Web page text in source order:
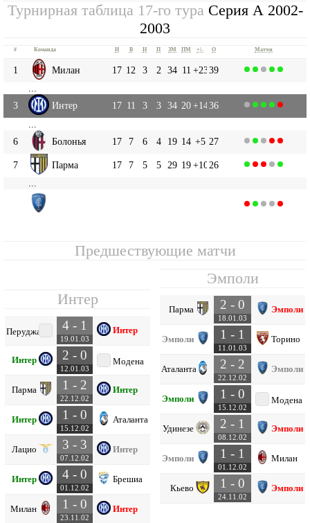
Турнирная таблица 17-го тура Серия А 2002-
2003
# Команда И В Н П ЗМ ПМ +|- О Матчи
1 Милан 17 12 3 2 34 11 +2339
3
Интер 17 11 3 3 34 20+1436
6
Болонья 17 7 6 4 19 14 +5 27
7 Парма 17 7 5 5 29 19+10 26
Предшествующие матчи
Интер
Перуджа 4 - 1
19.01.03
Интер
Интер 2 - 0
12.01.03
Модена
Парма 1 - 2
22.12.02
Интер
Интер 1 - 0
15.12.02
Аталанта
Лацио 3 - 3
07.12.02
Интер
Интер 4 - 0
01.12.02
Брешиа
Милан 1 - 0
23.11.02
Интер
Эмполи
Парма 2 - 0
18.01.03
Эмполи
Эмполи 1 - 1
11.01.03
Торино
Аталанта 2 - 2
22.12.02
Эмполи
Эмполи 1 - 0
15.12.02
Модена
Удинезе 2 - 1
08.12.02
Эмполи
Эмполи 1 - 1
01.12.02
Милан
Кьево 1 - 0
24.11.02
Эмполи